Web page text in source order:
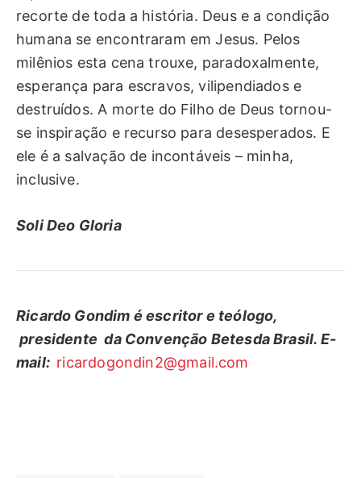
recorte de toda a história. Deus e a condição
humana se encontraram em Jesus. Pelos
milênios esta cena trouxe, paradoxalmente,
esperança para escravos, vilipendiados e
destruídos. A morte do Filho de Deus tornou-
se inspiração e recurso para desesperados. E
ele é a salvação de incontáveis – minha,
inclusive.
Soli Deo Gloria
Ricardo Gondim é escritor e teólogo,
presidente da Convenção Betesda Brasil. E-
mail: ricardogondin2@gmail.com